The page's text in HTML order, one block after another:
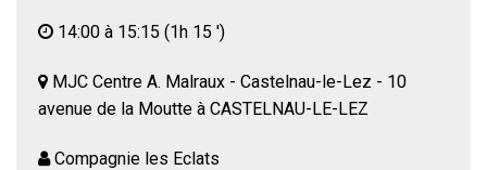
14:00 à 15:15 (1h 15 ')
MJC Centre A. Malraux - Castelnau-le-Lez - 10
avenue de la Moutte à CASTELNAU-LE-LEZ
Compagnie les Eclats